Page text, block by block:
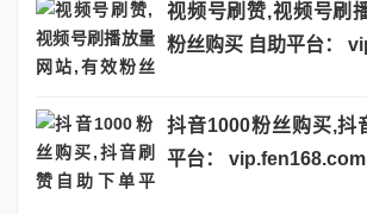
视频号刷赞,视频号刷
粉丝购买 自助平台：
抖音1000粉丝购买,抖
平台： vip.fen168.com